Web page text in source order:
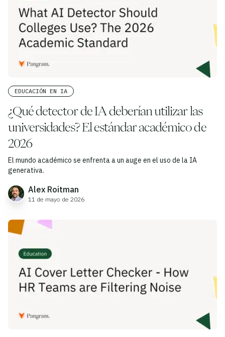
EDUCACIÓN EN IA
¿Qué detector de IA deberían utilizar las
universidades? El estándar académico de
2026
El mundo académico se enfrenta a un auge en el uso de la IA
generativa.
Alex Roitman
11 de mayo de 2026